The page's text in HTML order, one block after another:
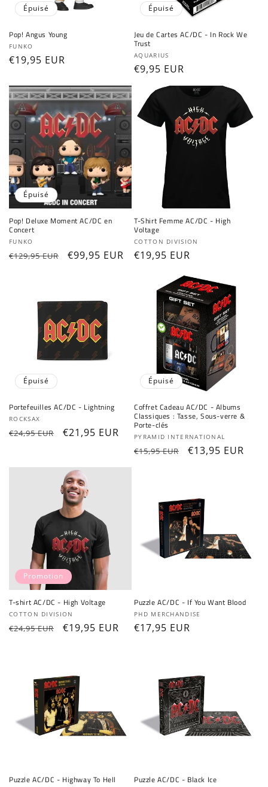
Épuisé
Pop! Angus Young
Fournisseur :
FUNKO
Prix
€19,95 EUR
Épuisé
Jeu de Cartes AC/DC - In Rock We
Trust
Fournisseur :
AQUARIUS
Prix
€9,95 EUR
Épuisé
Pop! Deluxe Moment AC/DC en
Concert
Fournisseur :
FUNKO
Prix
€129,95 EUR
Prix
€99,95 EUR
T-Shirt Femme AC/DC - High
Voltage
Fournisseur :
COTTON DIVISION
Prix
€19,95 EUR
Épuisé
Portefeuilles AC/DC - Lightning
Fournisseur :
ROCKSAX
Prix
€24,95 EUR
Prix
€21,95 EUR
Épuisé
Coffret Cadeau AC/DC - Albums
Classiques : Tasse, Sous-verre &
Porte-clés
Fournisseur :
PYRAMID INTERNATIONAL
Prix
€15,95 EUR
Prix
€13,95 EUR
Promotion
T-shirt AC/DC - High Voltage
Fournisseur :
COTTON DIVISION
Prix
€24,95 EUR
Prix
€19,95 EUR
Puzzle AC/DC - If You Want Blood
Fournisseur :
PHD MERCHANDISE
Prix
€17,95 EUR
Puzzle AC/DC - Highway To Hell Puzzle AC/DC - Black Ice